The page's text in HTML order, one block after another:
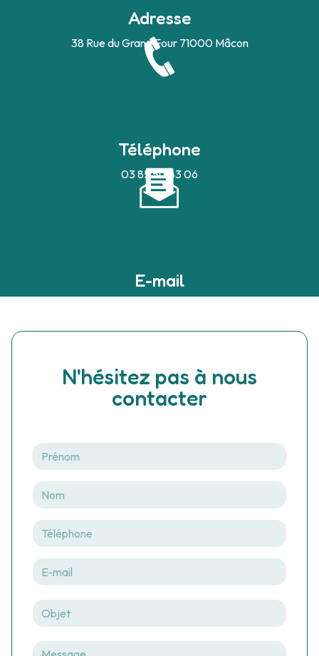
Adresse
38 Rue du Grand Four 71000 Mâcon
Téléphone
03 85 50 43 06
E-mail
N'hésitez pas à nous
contacter